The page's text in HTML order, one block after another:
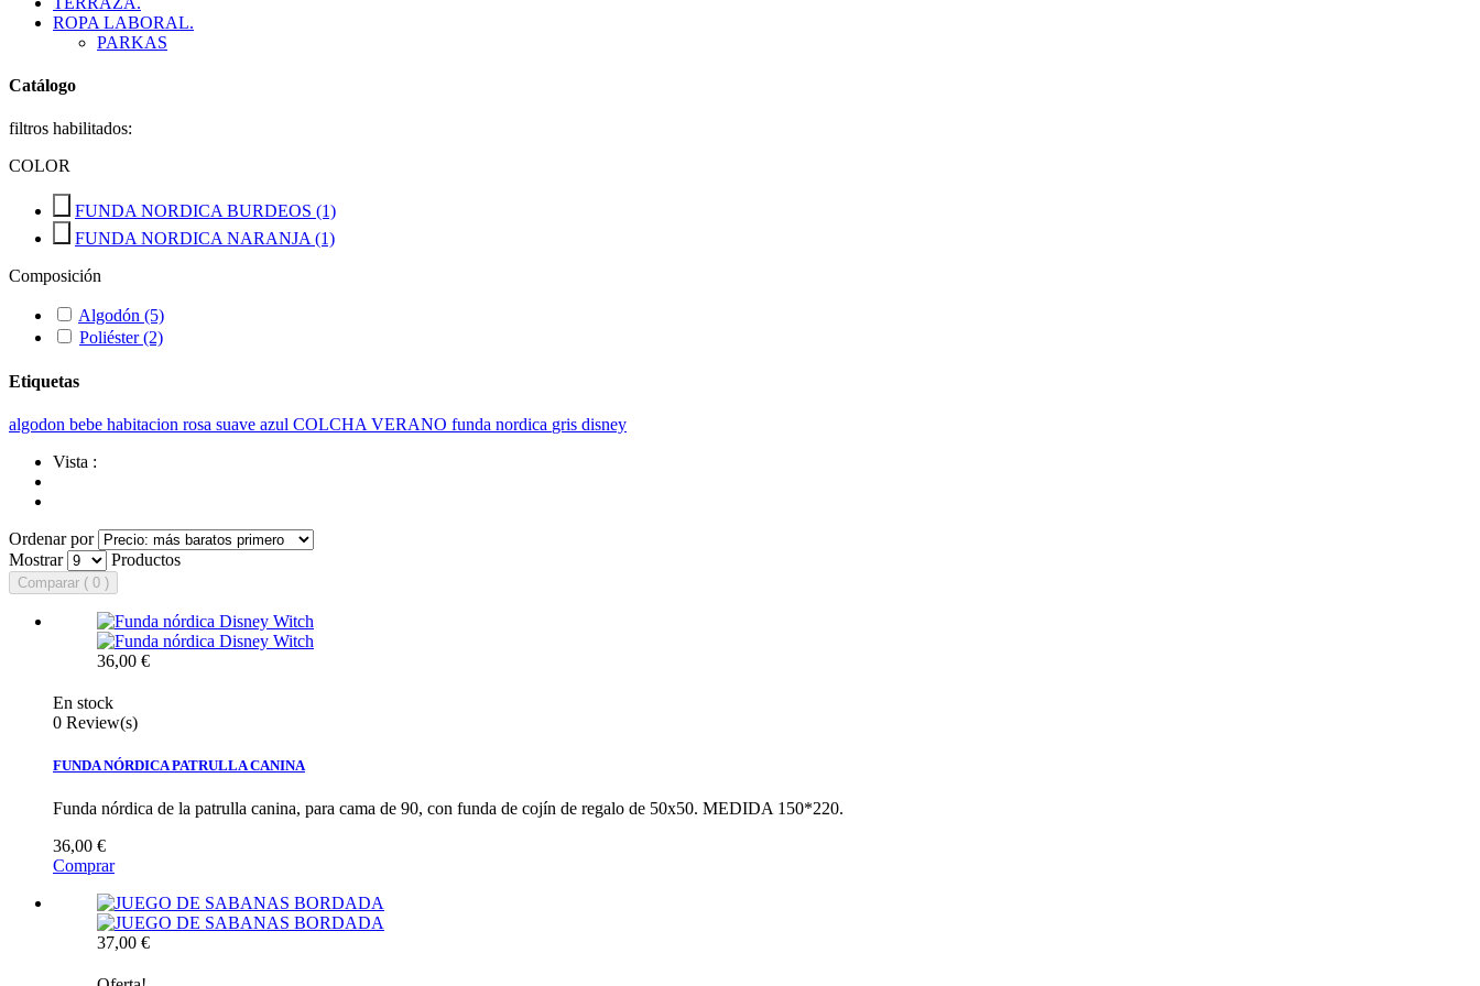
ROPA LABORAL.
PARKAS
Catálogo
filtros habilitados:
COLOR
FUNDA NORDICA BURDEOS (1)
FUNDA NORDICA NARANJA (1)
Composición
Algodón (5)
Poliéster(2)
Etiquetas
algodon bebe habitacion rosa suave azul COLCHA VERANO funda nordica gris disney
Vista :
Ordenar por
Mostrar
Productos
Comparar ( 0 )
36,00 €
En stock
0 Review(s)
FUNDA NÓRDICA PATRULLA CANINA
Funda nórdica de la patrulla canina, para cama de 90, con funda de cojín de regalo de 50x50. MEDIDA 150*220.
36,00 €
Comprar
37,00 €